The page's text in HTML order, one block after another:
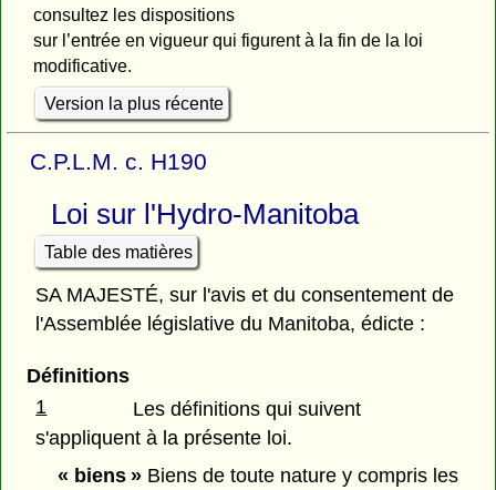
consultez les dispositions
sur l’entrée en vigueur qui figurent à la fin de la loi
modificative.
Version la plus récente
C.P.L.M. c. H190
Loi sur l'Hydro-Manitoba
Table des matières
SA MAJESTÉ, sur l'avis et du consentement de
l'Assemblée législative du Manitoba, édicte :
Définitions
1
Les définitions qui suivent
s'appliquent à la présente loi.
« biens »Biens de toute nature y compris les